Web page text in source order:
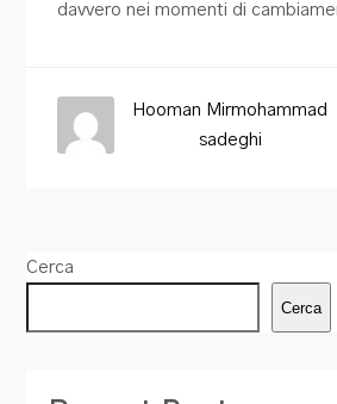
davvero nei momenti di
Hooman Mirmohammad
sadeghi
Cerca
Cerca